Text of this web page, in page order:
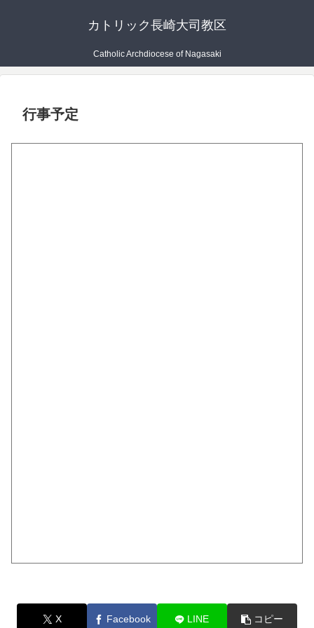
カトリック長崎大司教区
Catholic Archdiocese of Nagasaki
行事予定
X Facebook LINE コピー